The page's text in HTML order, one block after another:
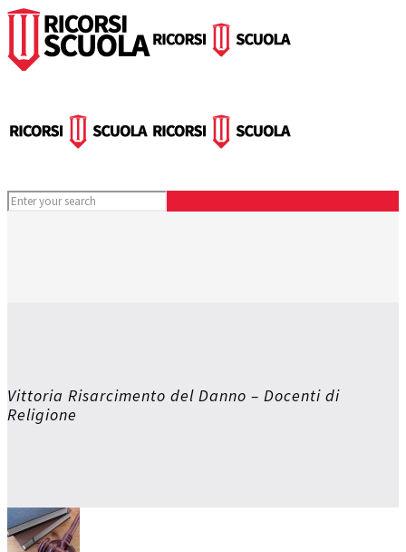
Vittoria Risarcimento del Danno – Docenti di
Religione